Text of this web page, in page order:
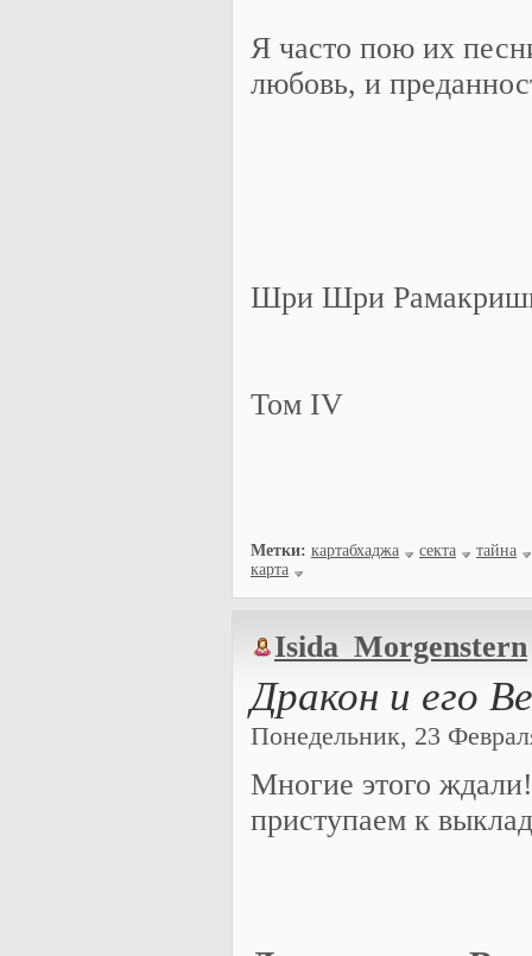
Я часто пою их
любовь, и
Шри Шри
Том IV
Метки: картабхаджа секта
тайна
карта
Isida_Morgenstern
Дракон и его
Понедельник, 23
Многие этого
приступаем к